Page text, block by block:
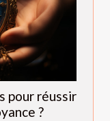
pour réussir
?